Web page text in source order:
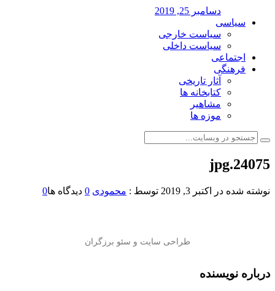
دسامبر 25, 2019
سیاسی
سیاست خارجی
سیاست داخلی
اجتماعی
فرهنگی
آثار تاریخی
کتابخانه ها
مشاهیر
موزه ها
24075.jpg
نوشته شده در اکتبر 3, 2019 توسط : محمودی 0 دیدگاه ها0
درباره نویسنده